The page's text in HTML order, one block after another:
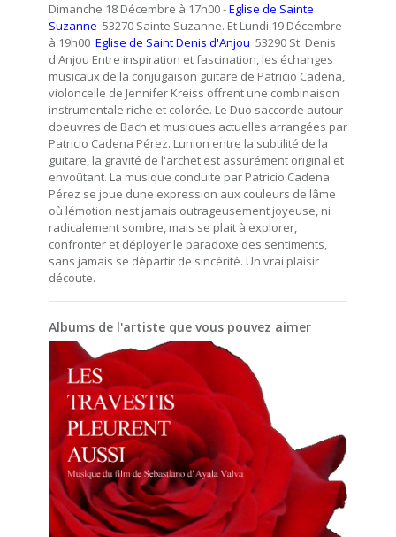
Dimanche 18 Décembre à 17h00 -Eglise de Sainte
Suzanne  53270 Sainte Suzanne. Et Lundi 19 Décembre
à 19h00  Eglise de Saint Denis d'Anjou  53290 St. Denis
d'Anjou Entre inspiration et fascination, les échanges
musicaux de la conjugaison guitare de Patricio Cadena,
violoncelle de Jennifer Kreiss offrent une combinaison
instrumentale riche et colorée. Le Duo saccorde autour
doeuvres de Bach et musiques actuelles arrangées par
Patricio Cadena Pérez. Lunion entre la subtilité de la
guitare, la gravité de l'archet est assurément original et
envoûtant. La musique conduite par Patricio Cadena
Pérez se joue dune expression aux couleurs de lâme
où lémotion nest jamais outrageusement joyeuse, ni
radicalement sombre, mais se plait à explorer,
confronter et déployer le paradoxe des sentiments,
sans jamais se départir de sincérité. Un vrai plaisir
découte.
Albums de l'artiste que vous pouvez aimer